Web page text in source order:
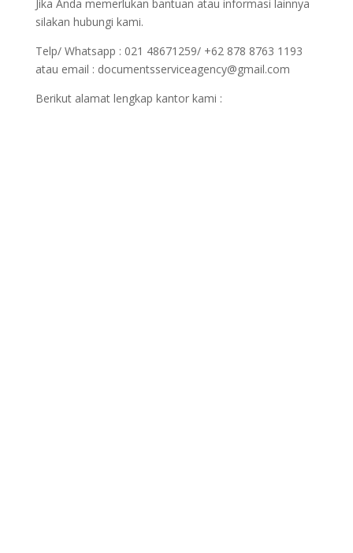
Jika Anda memerlukan bantuan atau informasi lainnya
silakan hubungi kami.
Telp/ Whatsapp : 021 48671259/ +62 878 8763 1193
atau email : documentsserviceagency@gmail.com
Berikut alamat lengkap kantor kami :